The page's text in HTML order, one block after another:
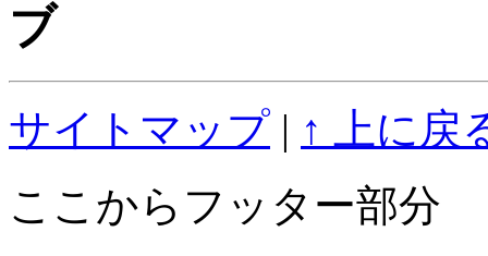
ブ
サイトマップ | ↑ 上に戻
ここからフッター部分